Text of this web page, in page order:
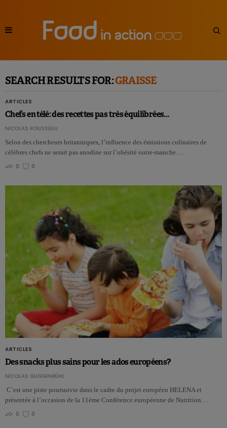
SEARCH RESULTS FOR:GRAISSE
ARTICLES
Chefs en télé: des recettes pas très équilibrées…
NICOLAS ROUSSEAU
Selon des chercheurs britanniques, l’influence des émissions culinaires de
célèbres chefs ne serait pas anodine sur l’obésité outre-manche.…
0
0
ARTICLES
Des snacks plus sains pour les ados européens?
NICOLAS GUGGENBÜHL
C’est une piste poursuivie dans le cadre du projet européen HELENA et
présentée à l’occasion de la 11ème Conférence européenne de Nutrition.…
0
0